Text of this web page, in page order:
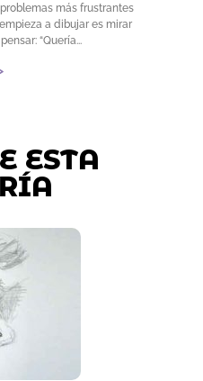
más frustrantes
a dibujar es mirar
“Quería
ESTA